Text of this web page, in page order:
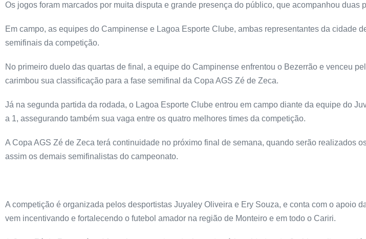
Os jogos foram marcados por muita disputa e grande presença do público, que acompanhou duas
Em campo, as equipes do Campinense e Lagoa Esporte Clube, ambas representantes da cidade
semifinais da competição.
No primeiro duelo das quartas de final, a equipe do Campinense enfrentou o Bezerrão e venceu
carimbou sua classificação para a fase semifinal da Copa AGS Zé de Zeca.
Já na segunda partida da rodada, o Lagoa Esporte Clube entrou em campo diante da equipe do
a 1, assegurando também sua vaga entre os quatro melhores times da competição.
A Copa AGS Zé de Zeca terá continuidade no próximo final de semana, quando serão realizados
assim os demais semifinalistas do campeonato.
A competição é organizada pelos desportistas Juyaley Oliveira e Ery Souza, e conta com o apoio
vem incentivando e fortalecendo o futebol amador na região de Monteiro e em todo o Cariri.